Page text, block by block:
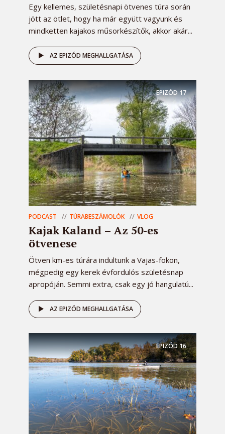
Egy kellemes, születésnapi ötvenes túra során
jött az ötlet, hogy ha már együtt vagyunk és
mindketten kajakos műsorkészítők, akkor akár...
AZ EPIZÓD MEGHALLGATÁSA
EPIZÓD17
PODCAST TÚRABESZÁMOLÓK VLOG
Kajak Kaland – Az 50-es
ötvenese
Ötven km-es túrára indultunk a Vajas-fokon,
mégpedig egy kerek évfordulós születésnap
apropóján. Semmi extra, csak egy jó hangulatú...
AZ EPIZÓD MEGHALLGATÁSA
EPIZÓD 16